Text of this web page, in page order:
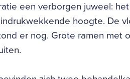
een verborgen juweel:
hoogte. De
er nog. Grote ramen met